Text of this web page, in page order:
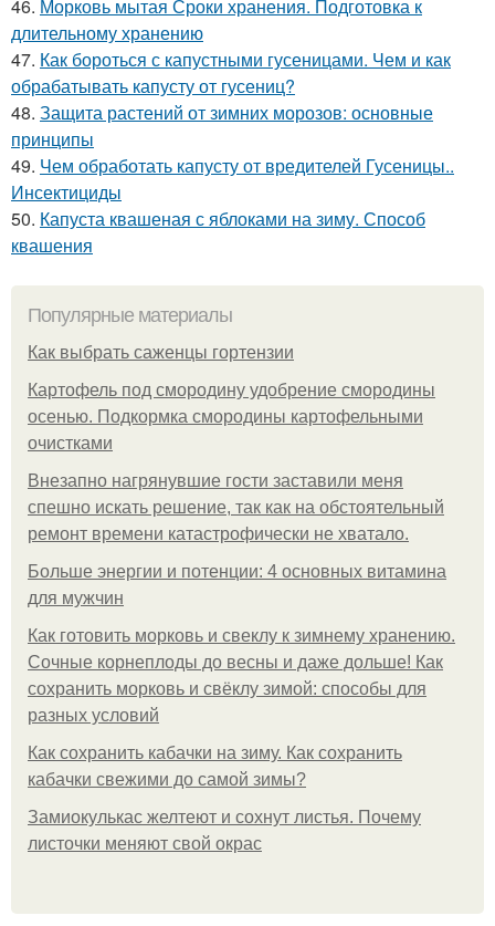
46. Морковь мытая Сроки хранения. Подготовка к
длительному хранению
47. Как бороться с капустными гусеницами. Чем и как
обрабатывать капусту от гусениц?
48. Защита растений от зимних морозов: основные
принципы
49. Чем обработать капусту от вредителей Гусеницы..
Инсектициды
50. Капуста квашеная с яблоками на зиму. Способ
квашения
Популярные материалы
Как выбрать саженцы гортензии
Картофель под смородину удобрение смородины
осенью. Подкормка смородины картофельными
очистками
Внезапно нагрянувшие гости заставили меня
спешно искать решение, так как на обстоятельный
ремонт времени катастрофически не хватало.
Больше энергии и потенции: 4 основных витамина
для мужчин
Как готовить морковь и свеклу к зимнему хранению.
Сочные корнеплоды до весны и даже дольше! Как
сохранить морковь и свёклу зимой: способы для
разных условий
Как сохранить кабачки на зиму. Как сохранить
кабачки свежими до самой зимы?
Замиокулькас желтеют и сохнут листья. Почему
листочки меняют свой окрас